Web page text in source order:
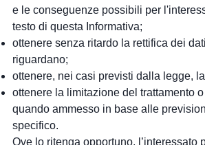
e le conseguenze possibili per
testo di questa Informativa;
ottenere senza ritardo la rettifica dei
riguardano;
ottenere, nei casi previsti dalla legge,
ottenere la limitazione del trattamento
quando ammesso in base alle
specifico.
Ove lo ritenga opportuno, l’interessato